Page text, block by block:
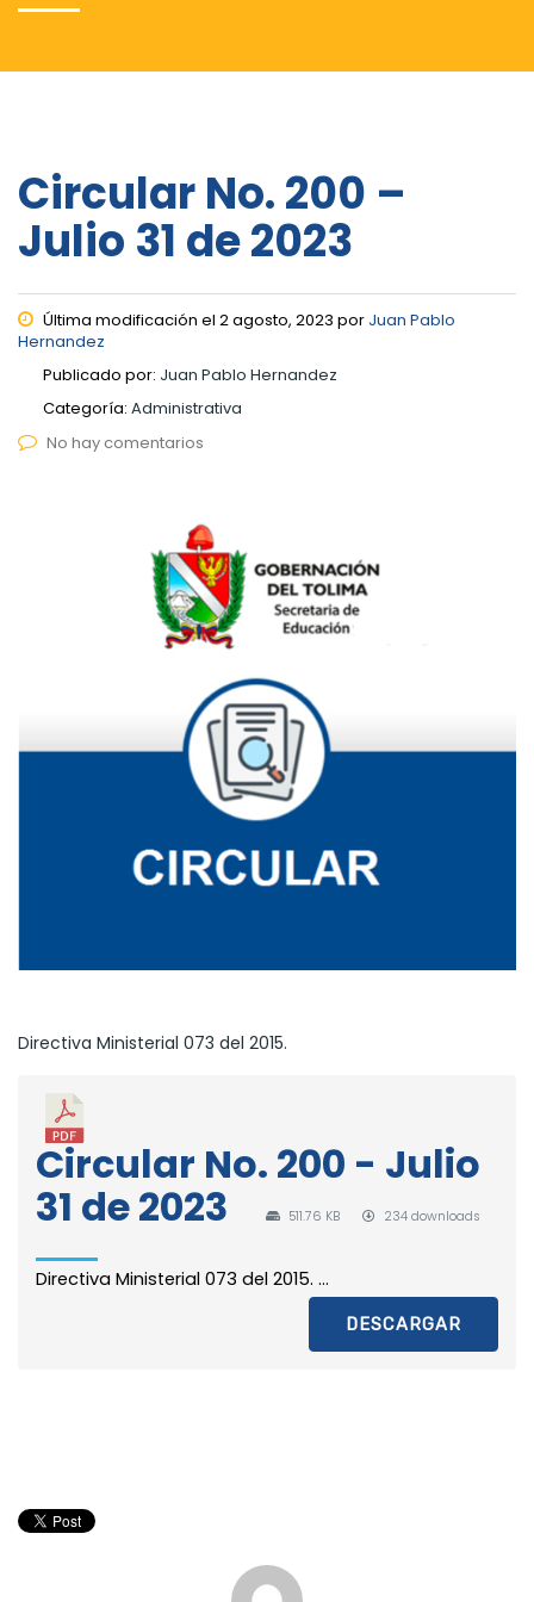
Circular No. 200 –
Julio 31 de 2023
Última modificación el 2 agosto, 2023 por Juan Pablo
Hernandez
Publicado por: Juan Pablo Hernandez
Categoría: Administrativa
No hay comentarios
Directiva Ministerial 073 del 2015.
Circular No. 200 - Julio
31 de 2023
511.76 KB 234 downloads
Directiva Ministerial 073 del 2015. ...
DESCARGAR